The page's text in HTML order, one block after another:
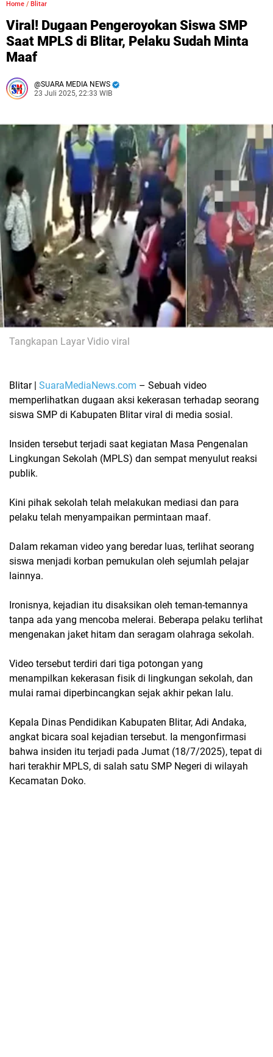
Home / Blitar
Viral! Dugaan Pengeroyokan Siswa SMP
Saat MPLS di Blitar, Pelaku Sudah Minta
Maaf
SUARA MEDIA NEWS
23 Juli 2025, 22:33 WIB
Tangkapan Layar Vidio viral
Blitar | SuaraMediaNews.com – Sebuah video
memperlihatkan dugaan aksi kekerasan terhadap seorang
siswa SMP di Kabupaten Blitar viral di media sosial.
Insiden tersebut terjadi saat kegiatan Masa Pengenalan
Lingkungan Sekolah (MPLS) dan sempat menyulut reaksi
publik.
Kini pihak sekolah telah melakukan mediasi dan para
pelaku telah menyampaikan permintaan maaf.
Dalam rekaman video yang beredar luas, terlihat seorang
siswa menjadi korban pemukulan oleh sejumlah pelajar
lainnya.
Ironisnya, kejadian itu disaksikan oleh teman-temannya
tanpa ada yang mencoba melerai. Beberapa pelaku terlihat
mengenakan jaket hitam dan seragam olahraga sekolah.
Video tersebut terdiri dari tiga potongan yang
menampilkan kekerasan fisik di lingkungan sekolah, dan
mulai ramai diperbincangkan sejak akhir pekan lalu.
Kepala Dinas Pendidikan Kabupaten Blitar, Adi Andaka,
angkat bicara soal kejadian tersebut. Ia mengonfirmasi
bahwa insiden itu terjadi pada Jumat (18/7/2025), tepat di
hari terakhir MPLS, di salah satu SMP Negeri di wilayah
Kecamatan Doko.